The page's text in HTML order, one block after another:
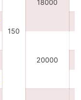
150
18000
20000